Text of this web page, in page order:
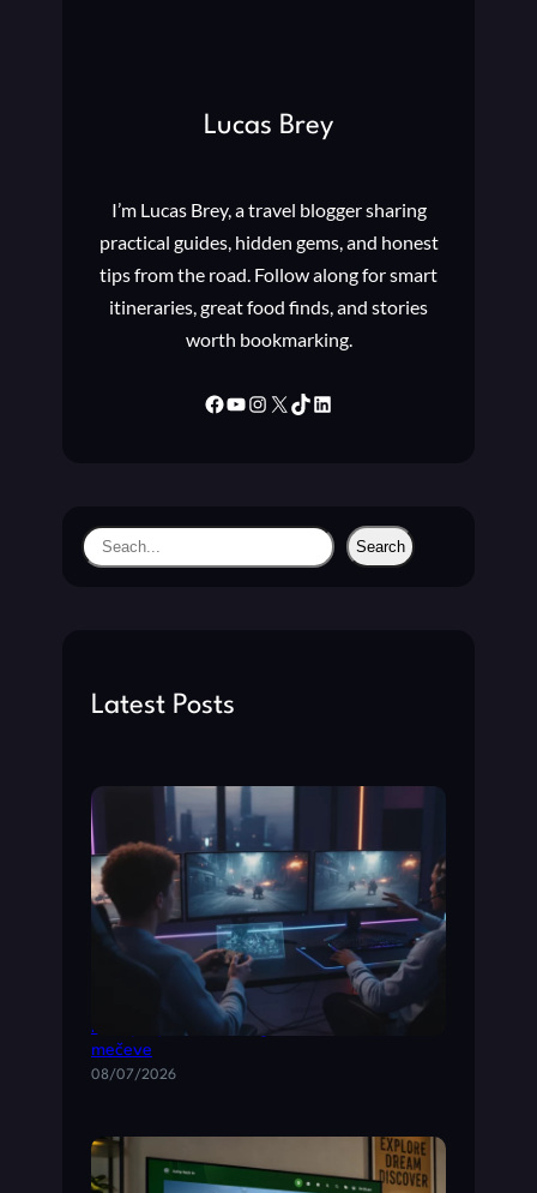
Lucas Brey
I’m Lucas Brey, a travel blogger sharing
practical guides, hidden gems, and honest
tips from the road. Follow along for smart
itineraries, great food finds, and stories
worth bookmarking.
Facebook YouTube Instagram X TikTok LinkedIn
S
Search
Latest Posts
Multiplayer akcione igre za brze timske
mečeve
08/07/2026